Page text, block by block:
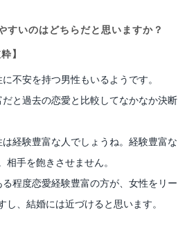
すいのはどちらだと思いますか？
】
不安を持つ男性もいるようです。
と過去の恋愛と比較してなかなか決断
経験豊富な人でしょうね。経験豊富な
相手を飽きさせません。
程度恋愛経験豊富の方が、女性をリー
し、結婚には近づけると思います。